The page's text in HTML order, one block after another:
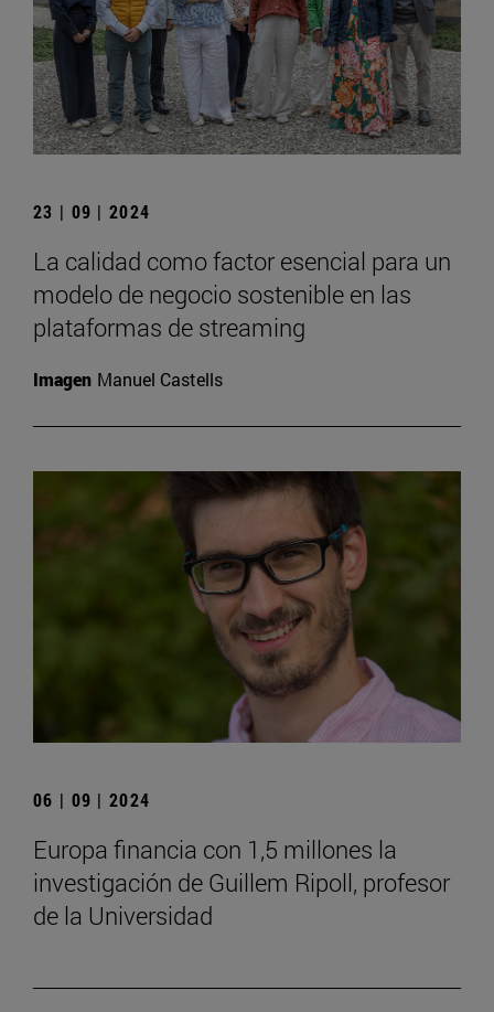
23 | 09 | 2024
La calidad como factor esencial para un
modelo de negocio sostenible en las
plataformas de streaming
Imagen Manuel Castells
06 | 09 | 2024
Europa financia con 1,5 millones la
investigación de Guillem Ripoll, profesor
de la Universidad